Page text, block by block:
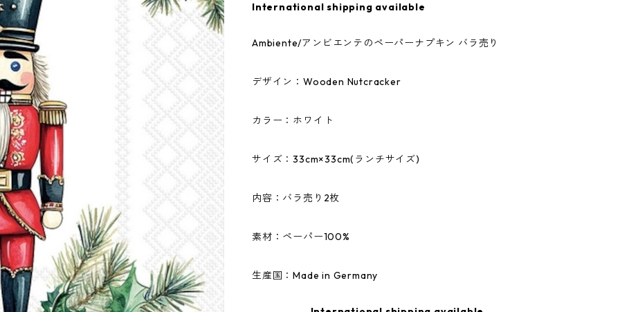
International shipping available
Ambiente/アンビエンテのペーパーナプキン バラ売り
デザイン：Wooden Nutcracker
カラー：ホワイト
サイズ：33cm×33cm(ランチサイズ)
内容：バラ売り2枚
素材：ペーパー100%
生産国：Made in Germany